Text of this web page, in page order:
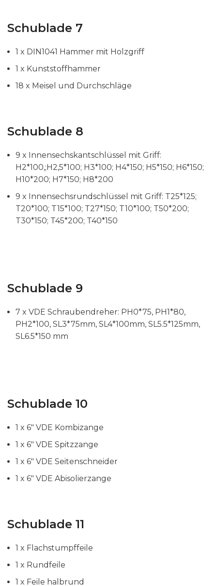
Schublade 7
1 x DIN1041 Hammer mit Holzgriff
1 x Kunststoffhammer
18 x Meisel und Durchschläge
Schublade 8
9 x Innensechskantschlüssel mit Griff:
H2*100,;H2,5*100; H3*100; H4*150; H5*150; H6*150;
H10*200; H7*150; H8*200
9 x Innensechsrundschlüssel mit Griff: T25*125;
T20*100; T15*100; T27*150; T10*100; T50*200;
T30*150; T45*200; T40*150
Schublade 9
7 x VDE Schraubendreher: PH0*75, PH1*80,
PH2*100, SL3*75mm, SL4*100mm, SL5.5*125mm,
SL6.5*150 mm
Schublade 10
1 x 6″ VDE Kombizange
1 x 6″ VDE Spitzzange
1 x 6″ VDE Seitenschneider
1 x 6″ VDE Abisolierzange
Schublade 11
1 x Flachstumpffeile
1 x Rundfeile
1 x Feile halbrund